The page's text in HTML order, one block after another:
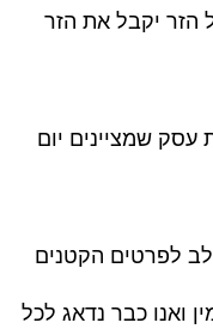
יקבל את הזר
שמציינים יום
לפרטים הקטנים